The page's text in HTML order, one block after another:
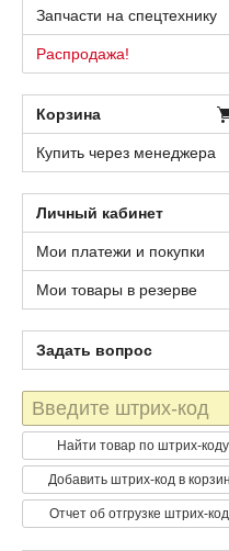
Запчасти на спецтехнику
Распродажа!
Корзина
Купить через менеджера
Личный кабинет
Мои платежи и покупки
Мои товары в резерве
Задать вопрос
Штрих-
код
Найти товар по штрих-коду
Добавить штрих-код в
Отчет об отгрузке штрих-